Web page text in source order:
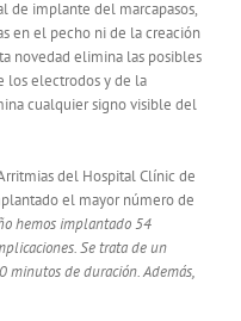
de implante del marcapasos,
en el pecho ni de la creación
novedad elimina las posibles
los electrodos y de la
cualquier signo visible del
del Hospital Clínic de
el mayor número de
hemos implantado 54
Se trata de un
de duración. Además,